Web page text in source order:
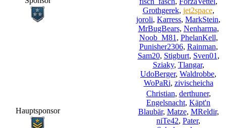
Grothgerek, jet2space,
joroli, Karress, MarkStein,
MrBugBears, Nenharma,
Noob_M81 , PhelanKell,
Punisher2306, Rainman,
Sam20, Stigburt, Sven01 ,
Sziaky, Tlangar,
UdoBerger, Waldrobbe,
WoPaRi, zivischeicha
Hauptsponsor
Christian, derthuner,
Engelsnacht, Käpt'n
Blaubär, Matze, MReldir,
niTe42, Pater,